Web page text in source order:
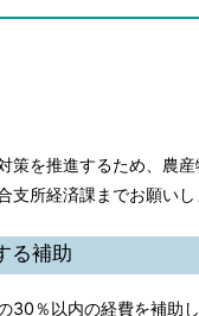
を推進するため、農
所経済課までお願いし
る補助
％以内の経費を補助